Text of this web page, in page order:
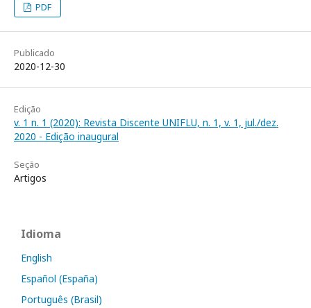
PDF
Publicado
2020-12-30
Edição
v. 1 n. 1 (2020): Revista Discente UNIFLU, n. 1, v. 1, jul./dez.
2020 - Edição inaugural
Seção
Artigos
Idioma
English
Español (España)
Português (Brasil)